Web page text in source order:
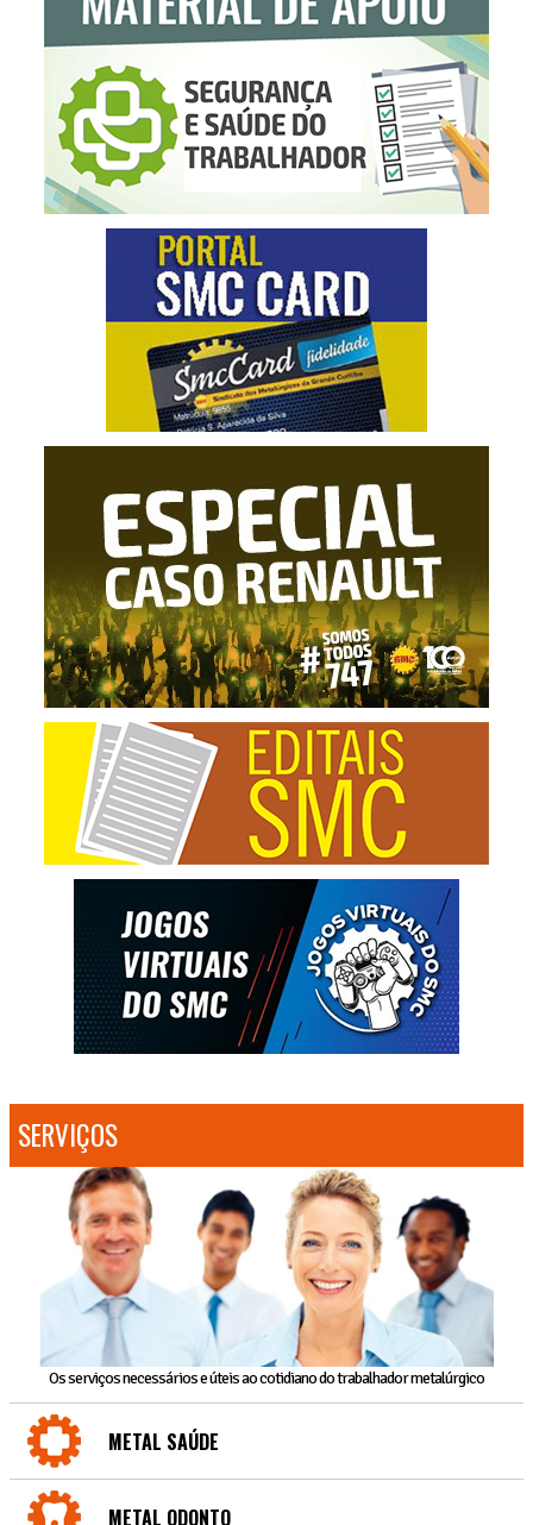
SERVIÇOS
Os serviços necessários e úteis ao cotidiano do trabalhador metalúrgico
METAL SAÚDE
METAL ODONTO